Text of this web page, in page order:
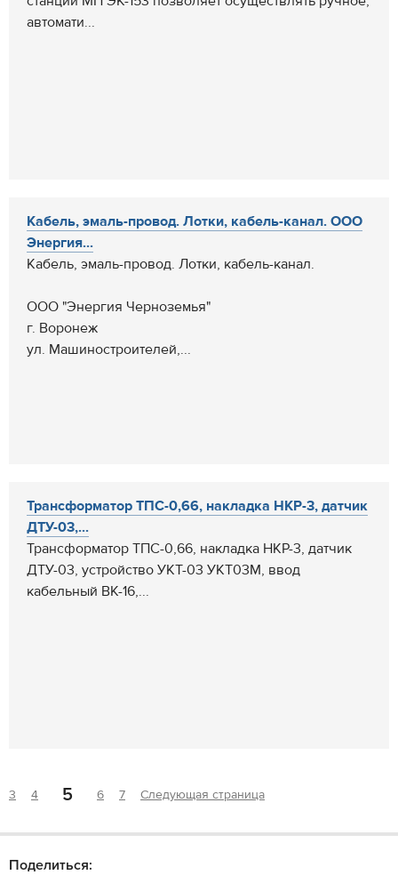
автомати...
Кабель, эмаль-провод. Лотки, кабель-канал. ООО
Энергия...
Кабель, эмаль-провод. Лотки, кабель-канал.
ООО "Энергия Черноземья"
г. Воронеж
ул. Машиностроителей,...
Трансформатор ТПС-0,66, накладка НКР-3, датчик
ДТУ-03,...
Трансформатор ТПС-0,66, накладка НКР-3, датчик
ДТУ-03, устройство УКТ-03 УКТ03М, ввод
кабельный ВК-16,...
3 4 5 6 7 Следующая страница
Поделиться: